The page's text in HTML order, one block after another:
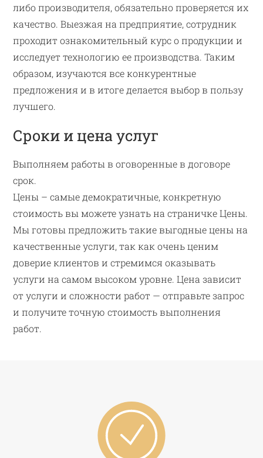
либо производителя, обязательно проверяется их
качество. Выезжая на предприятие, сотрудник
проходит ознакомительный курс о продукции и
исследует технологию ее производства. Таким
образом, изучаются все конкурентные
предложения и в итоге делается выбор в пользу
лучшего.
Сроки и цена услуг
Выполняем работы в оговоренные в договоре
срок.
Цены – самые демократичные, конкретную
стоимость вы можете узнать на страничке Цены.
Мы готовы предложить такие выгодные цены на
качественные услуги, так как очень ценим
доверие клиентов и стремимся оказывать
услуги на самом высоком уровне. Цена зависит
от услуги и сложности работ — отправьте запрос
и получите точную стоимость выполнения
работ.